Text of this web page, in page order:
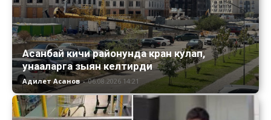
Асанбай кичи районунда кран кулап,
унааларга зыян келтирди
Адилет Асанов - 06.08.2026 14:21